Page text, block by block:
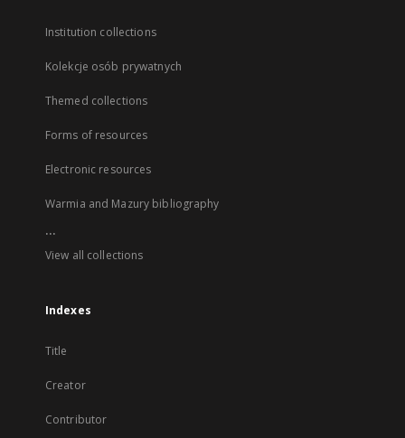
Institution collections
Kolekcje osób prywatnych
Themed collections
Forms of resources
Electronic resources
Warmia and Mazury bibliography
...
View all collections
Indexes
Title
Creator
Contributor